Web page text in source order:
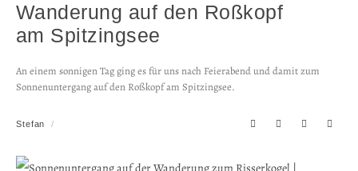
Wanderung auf den Roßkopf
am Spitzingsee
An einem sonnigen Tag ging es für uns nach Feierabend und damit zum
Sonnenuntergang auf den Roßkopf am Spitzingsee.
Stefan